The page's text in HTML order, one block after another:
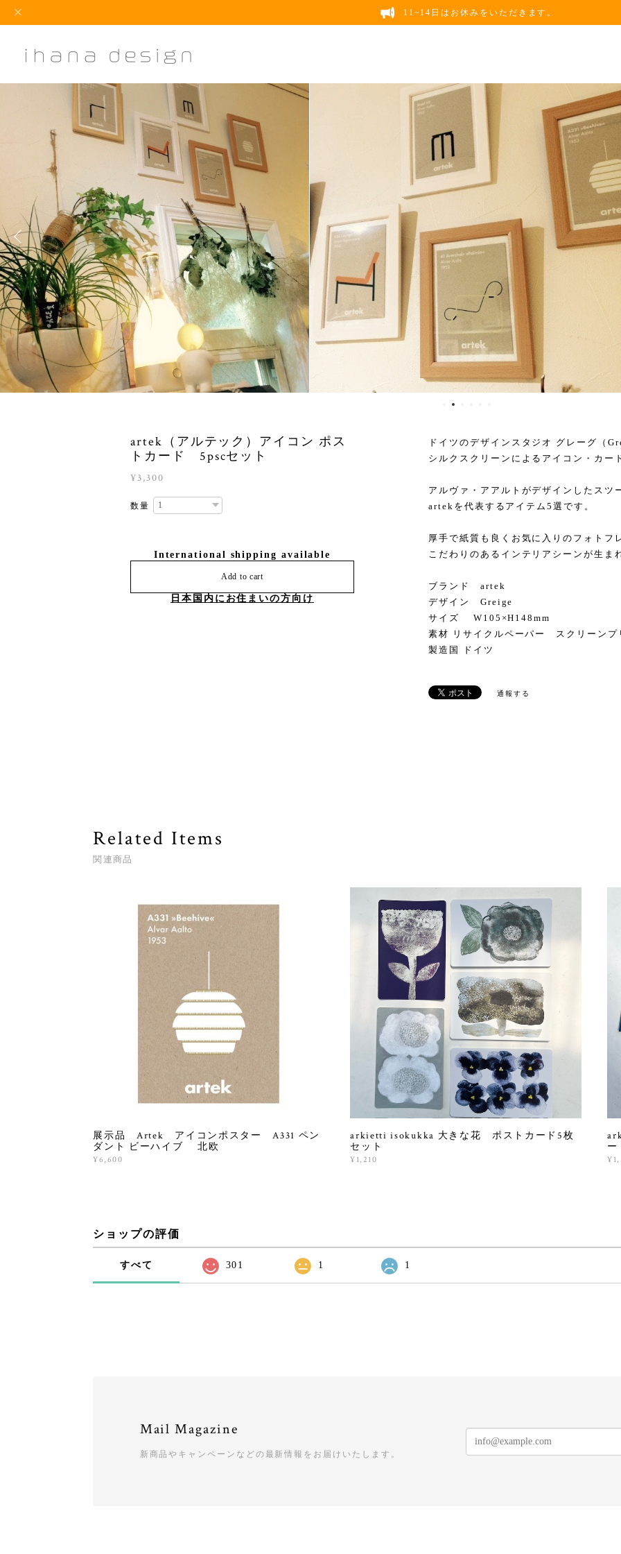
11~14日はお休みをいただきます。
artek（アルテック）アイコン ポス
トカード 5pscセット
¥3,300
数量
International shipping available
Add to cart
日本国内にお住まいの方向け
ドイツのデザインスタジオ グレーグ（
シルクスクリーンによるアイコン・カー
アルヴァ・アアルトがデザインしたスツ
artekを代表するアイテム5選です。
厚手で紙質も良くお気に入りのフォトフ
こだわりのあるインテリアシーンが生ま
ブランド artek
デザイン Greige
サイズ W105×H148mm
素材 リサイクルペーパー スクリーンプ
製造国 ドイツ
通報する
Related Items
関連商品
展示品 Artek アイコンポスター A331 ペン
ダント ビーハイブ 北欧
¥6,600
arkietti isokukka 大きな花 ポストカード5枚
セット
¥1,210
ー
ショップの評価
すべて 301 1 1
Mail Magazine
新商品やキャンペーンなどの最新情報をお届けいたします。